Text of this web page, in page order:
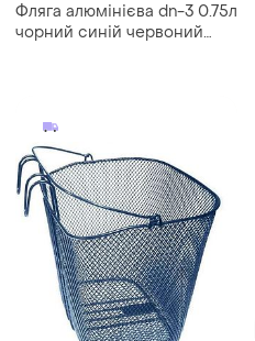
Фляга алюмінієва dn-3 0.75л
чорний синій червоний